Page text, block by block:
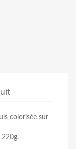
colorisée sur
220g.